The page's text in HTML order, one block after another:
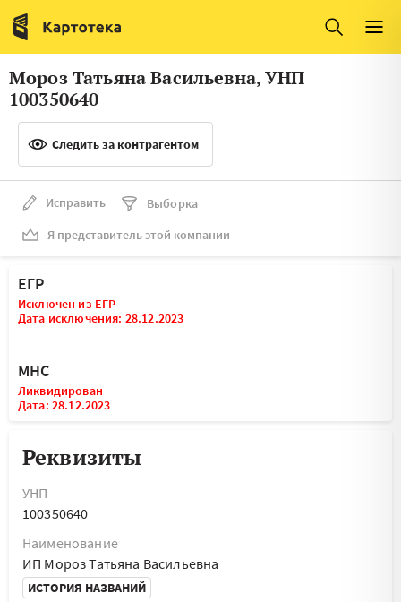
Италия
Люксембург
Литва
Латвия
Словения
Франция
Швеция
Мальта
Мороз Татьяна Васильевна, УНП
100350640
Следить за контрагентом
Исправить
Выборка
Я представитель этой компании
ЕГР
Исключен из ЕГР
Дата исключения: 28.12.2023
МНС
Ликвидирован
Дата: 28.12.2023
Реквизиты
УНП
100350640
Наименование
ИП Мороз Татьяна Васильевна
ИСТОРИЯ НАЗВАНИЙ